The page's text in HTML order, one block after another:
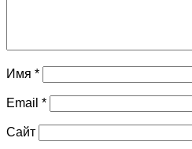
Имя *
Email *
Сайт